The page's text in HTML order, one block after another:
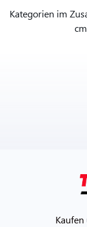
Kategorien im